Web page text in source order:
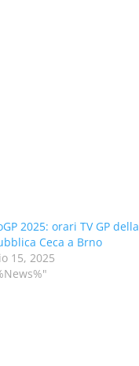
2025: orari TV GP della
Ceca a Brno
15, 2025